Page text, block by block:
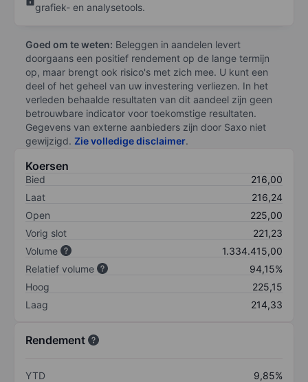
grafiek- en analysetools.
Goed om te weten: Beleggen in aandelen levert
doorgaans een positief rendement op de lange termijn
op, maar brengt ook risico's met zich mee. U kunt een
deel of het geheel van uw investering verliezen. In het
verleden behaalde resultaten van dit aandeel zijn geen
betrouwbare indicator voor toekomstige resultaten.
Gegevens van externe aanbieders zijn door Saxo niet
gewijzigd. Zie volledige disclaimer.
Koersen
Bied
216,00
Laat
216,24
Open
225,00
Vorig slot
221,23
Volume
1.334.415,00
Relatief volume
94,15%
Hoog
225,15
Laag
214,33
Rendement
YTD
9,85%